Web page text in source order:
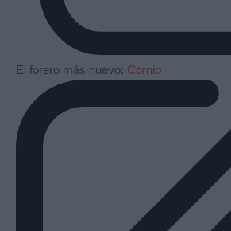
El forero más nuevo: Cornio